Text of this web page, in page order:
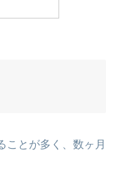
ことが多く、数ヶ月